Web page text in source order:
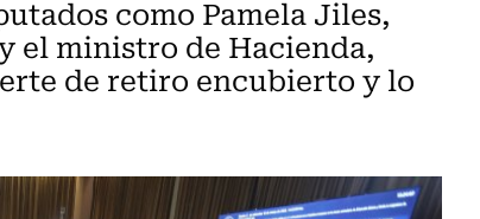
como Pamela Jiles,
el ministro de Hacienda,
de retiro encubierto y lo